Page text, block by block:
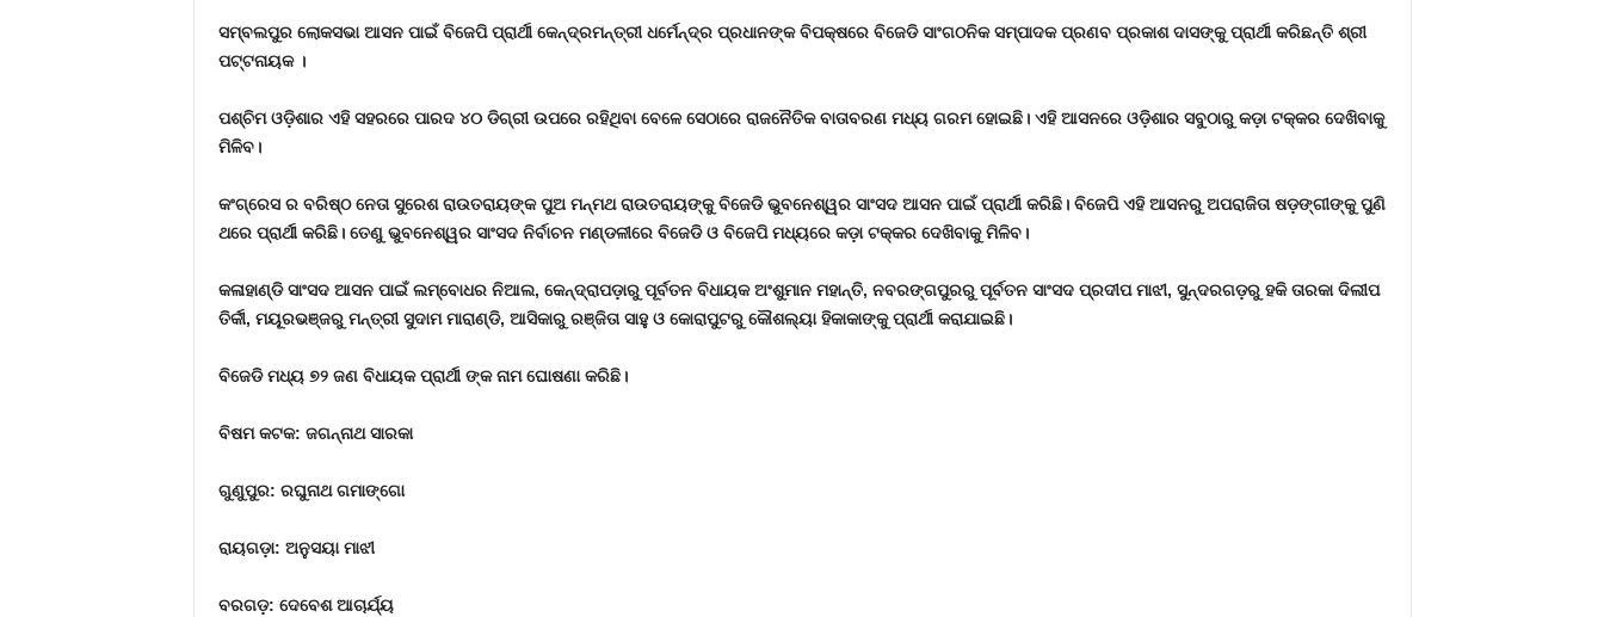
ସମ୍ବଲପୁର ଲୋକସଭା ଆସନ ପାଇଁ ବିଜେପି ପ୍ରାର୍ଥୀ କେନ୍ଦ୍ରମନ୍ତ୍ରୀ ଧର୍ମେନ୍ଦ୍ର ପ୍ରଧାନଙ୍କ ବିପକ୍ଷରେ ବିଜେଡି ସାଂଗଠନିକ ସମ୍ପାଦକ ପ୍ରଣବ ପ୍ରକାଶ ଦାସଙ୍କୁ ପ୍ରାର୍ଥୀ କରିଛନ୍ତି ଶ୍ରୀ
ପଟ୍ଟନାୟକ ।
ପଶ୍ଚିମ ଓଡ଼ିଶାର ଏହି ସହରରେ ପାରଦ ୪୦ ଡିଗ୍ରୀ ଉପରେ ରହିଥିବା ବେଳେ ସେଠାରେ ରାଜନୈତିକ ବାତାବରଣ ମଧ୍ୟ ଗରମ ହୋଇଛି। ଏହି ଆସନରେ ଓଡ଼ିଶାର ସବୁଠାରୁ କଡ଼ା ଟକ୍କର ଦେଖିବାକୁ
ମିଳିବ।
କଂଗ୍ରେସ ର ବରିଷ୍ଠ ନେତା ସୁରେଶ ରାଉତରାୟଙ୍କ ପୁଅ ମନ୍ମଥ ରାଉତରାୟଙ୍କୁ ବିଜେଡି ଭୁବନେଶ୍ୱର ସାଂସଦ ଆସନ ପାଇଁ ପ୍ରାର୍ଥୀ କରିଛି। ବିଜେପି ଏହି ଆସନରୁ ଅପରାଜିତା ଷଡ଼ଙ୍ଗୀଙ୍କୁ ପୁଣି
ଥରେ ପ୍ରାର୍ଥୀ କରିଛି। ତେଣୁ ଭୁବନେଶ୍ୱର ସାଂସଦ ନିର୍ବାଚନ ମଣ୍ଡଳୀରେ ବିଜେଡି ଓ ବିଜେପି ମଧ୍ୟରେ କଡ଼ା ଟକ୍କର ଦେଖିବାକୁ ମିଳିବ।
କଳାହାଣ୍ଡି ସାଂସଦ ଆସନ ପାଇଁ ଲମ୍ବୋଧର ନିଆଲ, କେନ୍ଦ୍ରାପଡ଼ାରୁ ପୂର୍ବତନ ବିଧାୟକ ଅଂଶୁମାନ ମହାନ୍ତି, ନବରଙ୍ଗପୁରରୁ ପୂର୍ବତନ ସାଂସଦ ପ୍ରଦୀପ ମାଝୀ, ସୁନ୍ଦରଗଡ଼ରୁ ହକି ତାରକା ଦିଲୀପ
ତିର୍କୀ, ମୟୂରଭଞ୍ଜରୁ ମନ୍ତ୍ରୀ ସୁଦାମ ମାରାଣ୍ଡି, ଆସିକାରୁ ରଞ୍ଜିତା ସାହୁ ଓ କୋରାପୁଟରୁ କୌଶଲ୍ୟା ହିକାକାଙ୍କୁ ପ୍ରାର୍ଥୀ କରାଯାଇଛି।
ବିଜେଡି ମଧ୍ୟ ୭୨ ଜଣ ବିଧାୟକ ପ୍ରାର୍ଥୀ ଙ୍କ ନାମ ଘୋଷଣା କରିଛି।
ବିଷମ କଟକ: ଜଗନ୍ନାଥ ସାରକା
ଗୁଣୁପୁର: ରଘୁନାଥ ଗମାଙ୍ଗୋ
ରାୟଗଡ଼ା: ଅନୁସୟା ମାଝୀ
ବରଗଡ଼: ଦେବେଶ ଆଚାର୍ଯ୍ୟ